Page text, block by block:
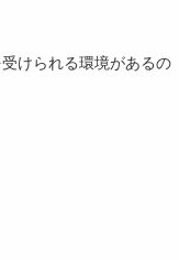
けられる環境があるの